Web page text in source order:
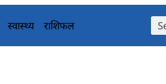
स्वास्थ्य राशिफल